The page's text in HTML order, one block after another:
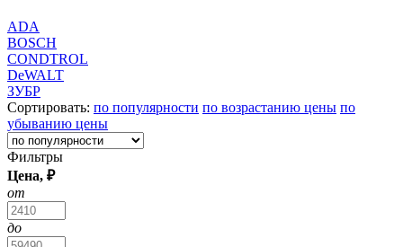
ADA
BOSCH
CONDTROL
DeWALT
ЗУБР
Сортировать: по популярности по возрастанию цены по
убыванию цены
Фильтры
Цена, ₽
от
до